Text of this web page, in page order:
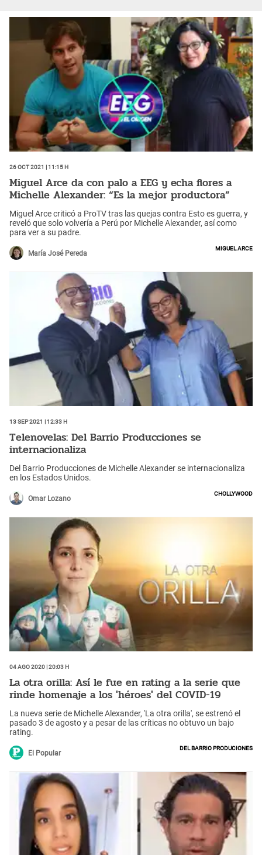
26 Oct 2021 | 11:15 h
Miguel Arce da con palo a EEG y echa flores a
Michelle Alexander: “Es la mejor productora”
Miguel Arce criticó a ProTV tras las quejas contra Esto es guerra, y
reveló que solo volvería a Perú por Michelle Alexander, así como
para ver a su padre.
María José Pereda
Miguel Arce
13 Sep 2021 | 12:33 h
Telenovelas: Del Barrio Producciones se
internacionaliza
Del Barrio Producciones de Michelle Alexander se internacionaliza
en los Estados Unidos.
Omar Lozano
Chollywood
04 Ago 2020 | 20:03 h
La otra orilla: Así le fue en rating a la serie que
rinde homenaje a los 'héroes' del COVID-19
La nueva serie de Michelle Alexander, 'La otra orilla', se estrenó el
pasado 3 de agosto y a pesar de las críticas no obtuvo un bajo
rating.
El Popular
Del barrio produciones